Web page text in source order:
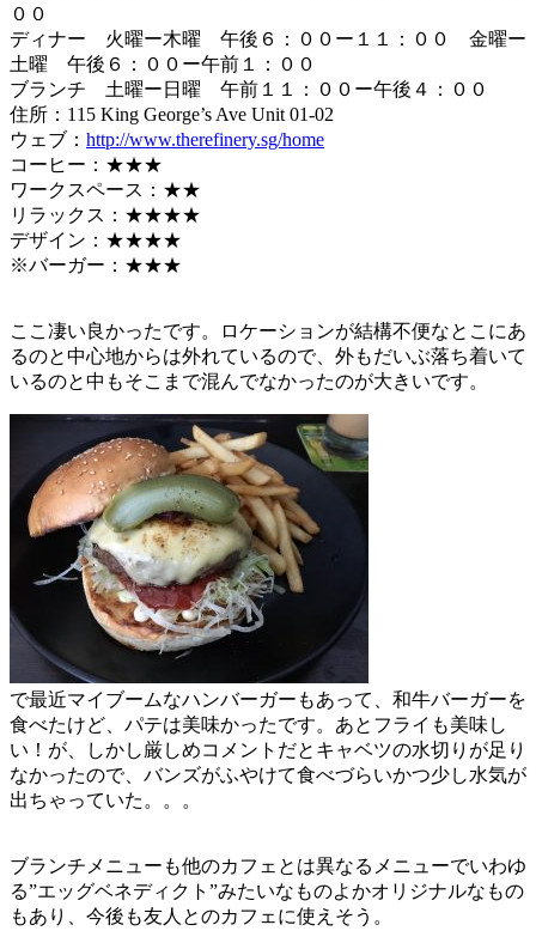
００
ディナー 火曜ー木曜 午後６：００ー１１：００ 金曜ー
土曜 午後６：００ー午前１：００
ブランチ 土曜ー日曜 午前１１：００ー午後４：００
住所：115 King George’s Ave Unit 01-02
ウェブ： http://www.therefinery.sg/home
コーヒー：★★★
ワークスペース：★★
リラックス：★★★★
デザイン：★★★★
※バーガー：★★★
ここ凄い良かったです。ロケーションが結構不便なとこにあ
るのと中心地からは外れているので、外もだいぶ落ち着いて
いるのと中もそこまで混んでなかったのが大きいです。
で最近マイブームなハンバーガーもあって、和牛バーガーを
食べたけど、パテは美味かったです。あとフライも美味し
い！が、しかし厳しめコメントだとキャベツの水切りが足り
なかったので、バンズがふやけて食べづらいかつ少し水気が
出ちゃっていた。。。
ブランチメニューも他のカフェとは異なるメニューでいわゆ
る”エッグベネディクト”みたいなものよかオリジナルなもの
もあり、今後も友人とのカフェに使えそう。